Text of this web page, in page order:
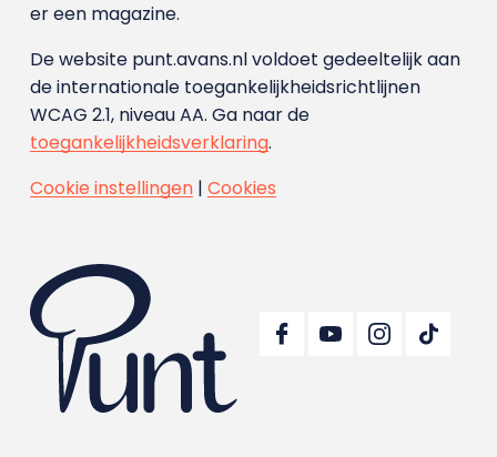
er een magazine.
De website punt.avans.nl voldoet gedeeltelijk aan
de internationale toegankelijkheidsrichtlijnen
WCAG 2.1, niveau AA. Ga naar de
toegankelijkheidsverklaring.
Cookie instellingen| Cookies